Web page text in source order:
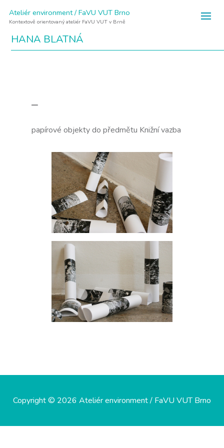
Ateliér environment / FaVU VUT Brno
Kontextově orientovaný ateliér FaVU VUT v Brně
HANA BLATNÁ
–
papírové objekty do předmětu Knižní vazba
Copyright © 2026 Ateliér environment / FaVU VUT Brno